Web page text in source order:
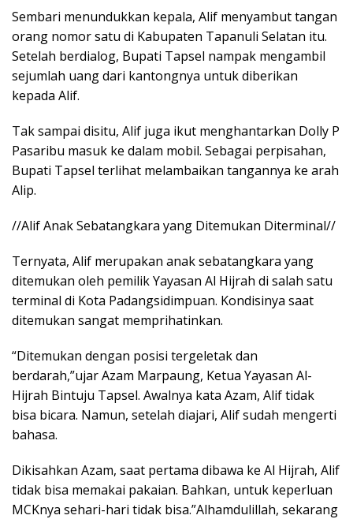
Sembari menundukkan kepala, Alif menyambut tangan
orang nomor satu di Kabupaten Tapanuli Selatan itu.
Setelah berdialog, Bupati Tapsel nampak mengambil
sejumlah uang dari kantongnya untuk diberikan
kepada Alif.
Tak sampai disitu, Alif juga ikut menghantarkan Dolly P
Pasaribu masuk ke dalam mobil. Sebagai perpisahan,
Bupati Tapsel terlihat melambaikan tangannya ke arah
Alip.
//Alif Anak Sebatangkara yang Ditemukan Diterminal//
Ternyata, Alif merupakan anak sebatangkara yang
ditemukan oleh pemilik Yayasan Al Hijrah di salah satu
terminal di Kota Padangsidimpuan. Kondisinya saat
ditemukan sangat memprihatinkan.
“Ditemukan dengan posisi tergeletak dan
berdarah,”ujar Azam Marpaung, Ketua Yayasan Al-
Hijrah Bintuju Tapsel. Awalnya kata Azam, Alif tidak
bisa bicara. Namun, setelah diajari, Alif sudah mengerti
bahasa.
Dikisahkan Azam, saat pertama dibawa ke Al Hijrah, Alif
tidak bisa memakai pakaian. Bahkan, untuk keperluan
MCKnya sehari-hari tidak bisa.”Alhamdulillah, sekarang